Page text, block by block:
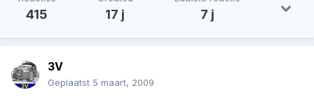
415 17 j 7 j
3V
Geplaatst 5 maart, 2009